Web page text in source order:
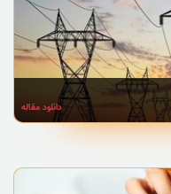
دانلود مقاله